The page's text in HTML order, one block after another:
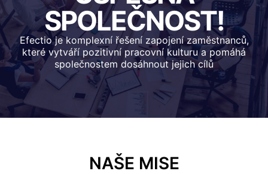
SPOLEČNOST!
Efectio je komplexní řešení zapojení zaměstnanců,
které vytváří pozitivní pracovní kulturu a pomáhá
společnostem dosáhnout jejich cílů
NAŠE MISE